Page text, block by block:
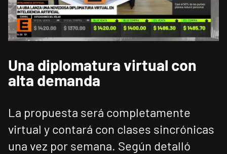
Una diplomatura virtual con
alta demanda
La propuesta será completamente
virtual y contará con clases sincrónicas
una vez por semana. Según detalló